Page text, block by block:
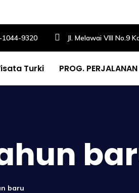
1044-9320 Jl. Melawai VIII No.9
Turki PROG. PERJALANAN
baru